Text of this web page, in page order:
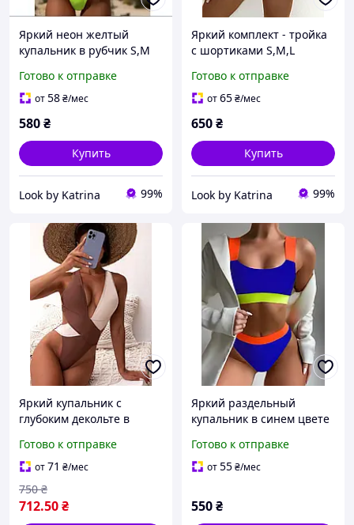
Яркий неон желтый
купальник в рубчик S,М
Готово к отправке
от58₴/мес
580₴
Купить
Look by Katrina 99%
Яркий комплект - тройка
с шортиками S,M,L
Готово к отправке
от65₴/мес
650₴
Купить
Look by Katrina 99%
Яркий купальник с
глубоким декольте в
цвете S, M, L
Готово к отправке
от71 ₴/мес
712.50₴
750 ₴
Яркий раздельный
купальник в синем цвете
Готово к отправке
от55₴/мес
550₴